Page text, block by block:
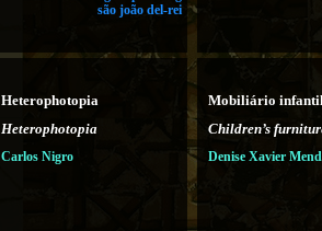
são joão del-rei
Heterophotopia
Heterophotopia
Carlos Nigro
Mobiliário
Children’s
Denise Xavier